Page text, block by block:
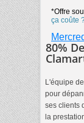
*Offre
ça coûte
80%
L'équipe
pour
ses clients
la